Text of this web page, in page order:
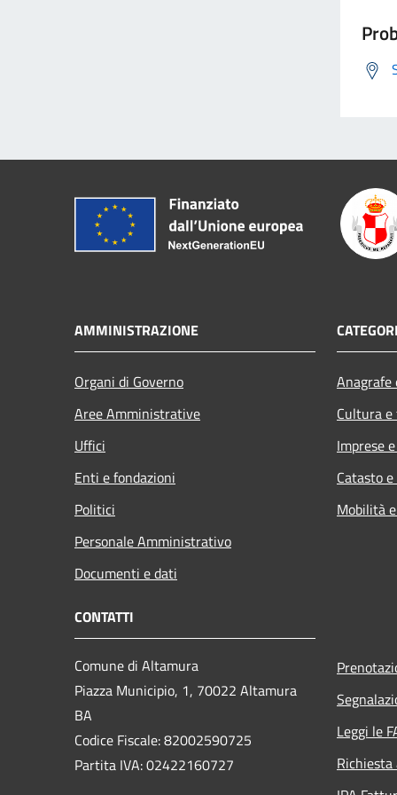
AMMINISTRAZIONE
Organi di Governo
Aree Amministrative
Uffici
Enti e fondazioni
Politici
Personale Amministrativo
Documenti e dati
Cultura
Imprese
Catasto
Mobilità
CONTATTI
Comune di Altamura
Piazza Municipio, 1, 70022 Altamura
BA
Codice Fiscale: 82002590725
Partita IVA: 02422160727
Leggi le